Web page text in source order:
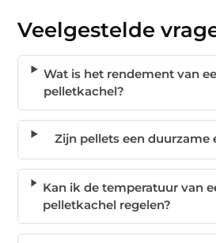
Veelgestelde
Wat is het rendement van
pelletkachel?
Zijn pellets een duurzame
Kan ik de temperatuur van
pelletkachel regelen?